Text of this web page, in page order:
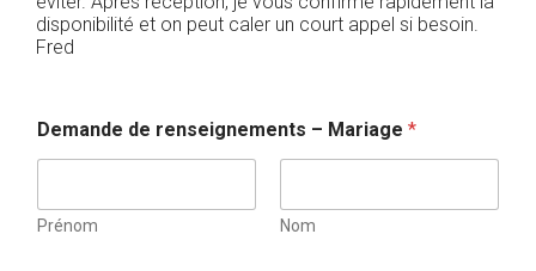
disponibilité et on peut caler un court appel si besoin.
Fred
Demande de renseignements – Mariage *
Prénom Nom